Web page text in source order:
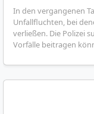
In den vergangenen
Unfallfluchten, bei
verließen. Die Polizei
Vorfälle beitragen